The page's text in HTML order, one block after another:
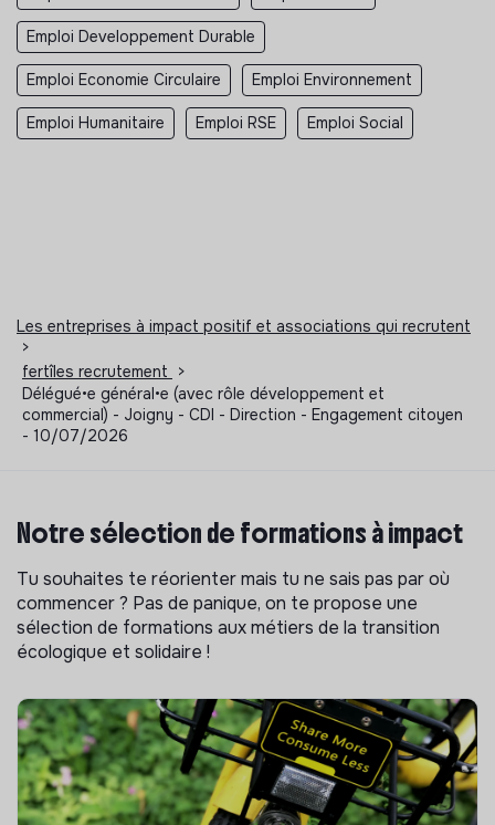
Emploi Developpement Durable
Emploi Economie Circulaire Emploi Environnement
Emploi Humanitaire Emploi RSE Emploi Social
Les entreprises à impact positif et associations qui recrutent
>
fertîles recrutement
>
Délégué•e général•e (avec rôle développement et
commercial) - Joigny - CDI - Direction - Engagement citoyen
- 10/07/2026
Notre sélection de formations à impact
Tu souhaites te réorienter mais tu ne sais pas par où
commencer ? Pas de panique, on te propose une
sélection de formations aux métiers de la transition
écologique et solidaire !